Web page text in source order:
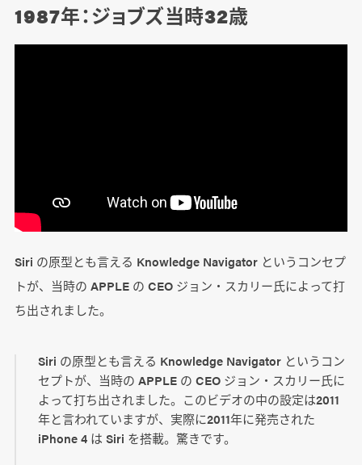
1987年：ジョブズ当時32歳
Siri の原型とも言える Knowledge Navigator というコンセプ
トが、当時の APPLE の CEO ジョン・スカリー氏によって打
ち出されました。
Siri の原型とも言える Knowledge Navigator というコン
セプトが、当時の APPLE の CEO ジョン・スカリー氏に
よって打ち出されました。このビデオの中の設定は2011
年と言われていますが、実際に2011年に発売された
iPhone 4 は Siri を搭載。驚きです。